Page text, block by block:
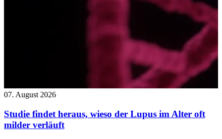
07. August 2026
Studie findet heraus, wieso der Lupus im Alter oft
milder verläuft